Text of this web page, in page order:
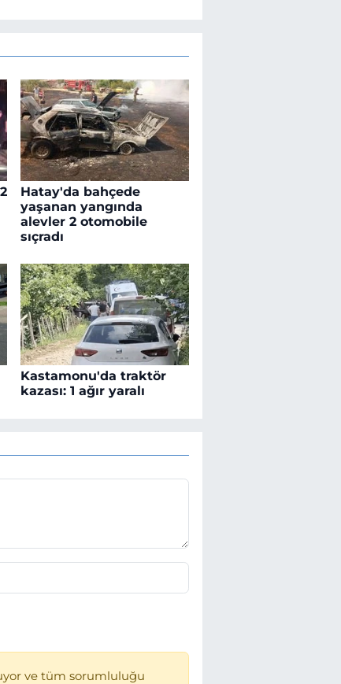
Hatay'da bahçede
yaşanan yangında
alevler 2 otomobile
sıçradı
Kastamonu'da traktör
kazası: 1 ağır yaralı
ve tüm sorumluluğu